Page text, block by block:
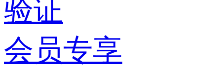
验证
会员专享